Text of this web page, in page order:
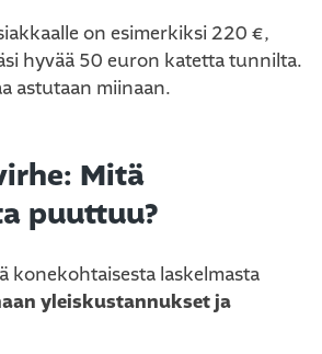
on esimerkiksi 220 €,
hyvää 50 euron katetta tunnilta.
astutaan miinaan.
Mitä
puuttuu?
konekohtaisesta laskelmasta
yleiskustannukset ja